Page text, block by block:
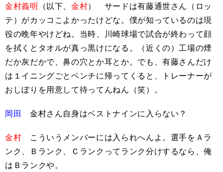
金村義明 （以下、金村） サードは有藤通世さん（ロッ
テ）がカッコこよかったけどな。僕が知っているのは現
役の晩年やけどね。当時、川崎球場で試合が終わって顔
を拭くとタオルが真っ黒けになる。（近くの）工場の煙
だか灰だかで、鼻の穴とか耳とか。でも、有藤さんだけ
は１イニングごとベンチに帰ってくると、トレーナーが
おしぼりを用意して待ってんねん（笑）。
岡田 金村さん自身はベストナインに入らない？
金村 こういうメンバーには入られへんよ。選手をＡラ
ンク、Ｂランク、Ｃランクってランク分けするなら、俺
はＢランクや。